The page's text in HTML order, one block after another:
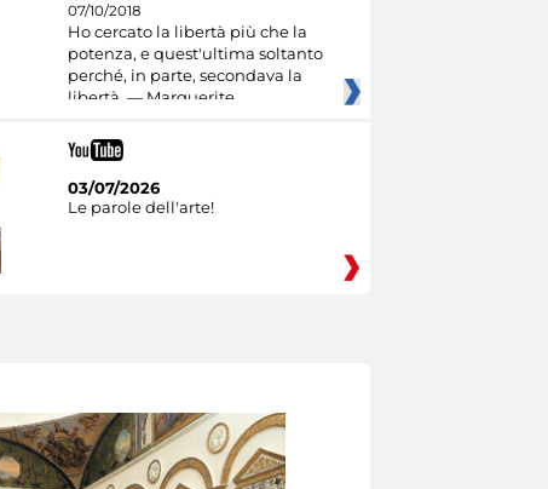
07/10/2018
Ho cercato la libertà più che la
potenza, e quest'ultima soltanto
perché, in parte, secondava la
libertà. — Marguerite
03/07/2026
Le parole dell'arte!